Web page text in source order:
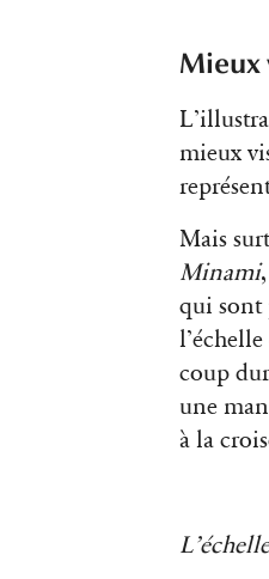
Mieux
mieux
Mais
Minami,
qui sont
coup
une
à la